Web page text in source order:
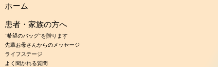
ホーム
患者・家族の方へ
“希望のバッグ”を贈ります
先輩お母さんからのメッセージ
ライフステージ
よく聞かれる質問